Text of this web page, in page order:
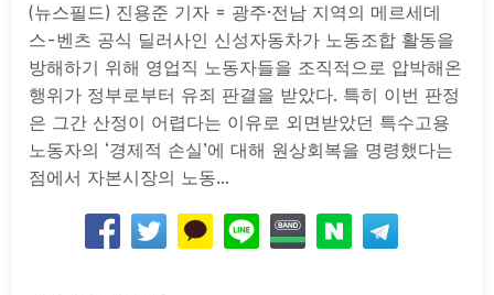
(뉴스필드) 진용준 기자 = 광주·전남 지역의 메르세데
스-벤츠 공식 딜러사인 신성자동차가 노동조합 활동을
방해하기 위해 영업직 노동자들을 조직적으로 압박해온
행위가 정부로부터 유죄 판결을 받았다. 특히 이번 판정
은 그간 산정이 어렵다는 이유로 외면받았던 특수고용
노동자의 ‘경제적 손실’에 대해 원상회복을 명령했다는
점에서 자본시장의 노동…